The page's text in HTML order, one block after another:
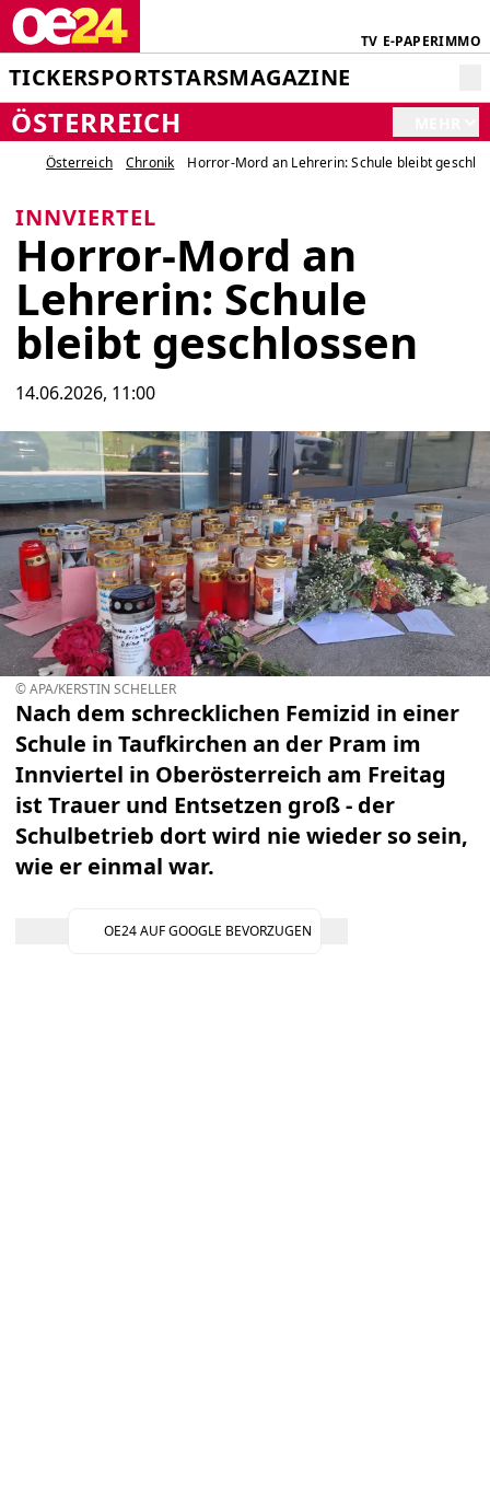
TV E-PAPERIMMO
TICKERSPORTSTARSMAGAZINE
ÖSTERREICH
Österreich Chronik Horror-Mord an Lehrerin: Schule bleibt
INNVIERTEL
Horror-Mord an
Lehrerin: Schule
bleibt geschlossen
14.06.2026, 11:00
© APA/KERSTIN SCHELLER
Nach dem schrecklichen Femizid in einer
Schule in Taufkirchen an der Pram im
Innviertel in Oberösterreich am Freitag
ist Trauer und Entsetzen groß - der
Schulbetrieb dort wird nie wieder so sein,
wie er einmal war.
OE24 AUF GOOGLE BEVORZUGEN